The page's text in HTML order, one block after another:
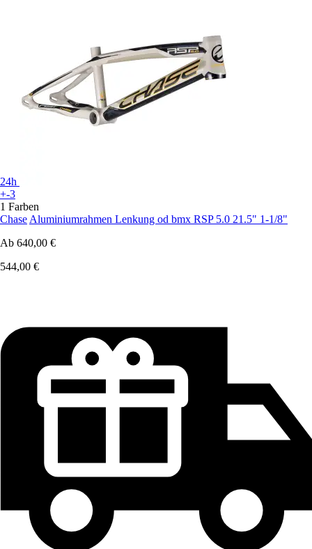
24h
+-3
1 Farben
Chase Aluminiumrahmen Lenkung od bmx RSP 5.0 21.5" 1-1/8"
Ab 640,00 €
544,00 €